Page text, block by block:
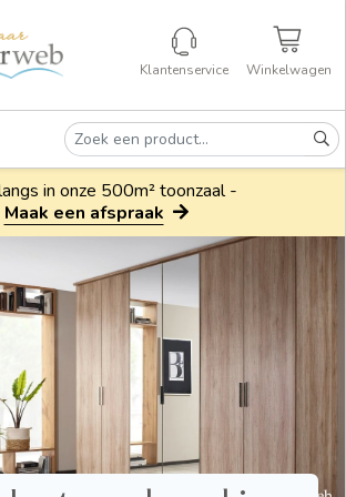
Klantenservice Winkelwagen
in onze 500m² toonzaal -
Maak een afspraak